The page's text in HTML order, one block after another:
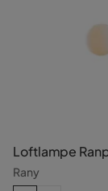
Loftlampe
Rany